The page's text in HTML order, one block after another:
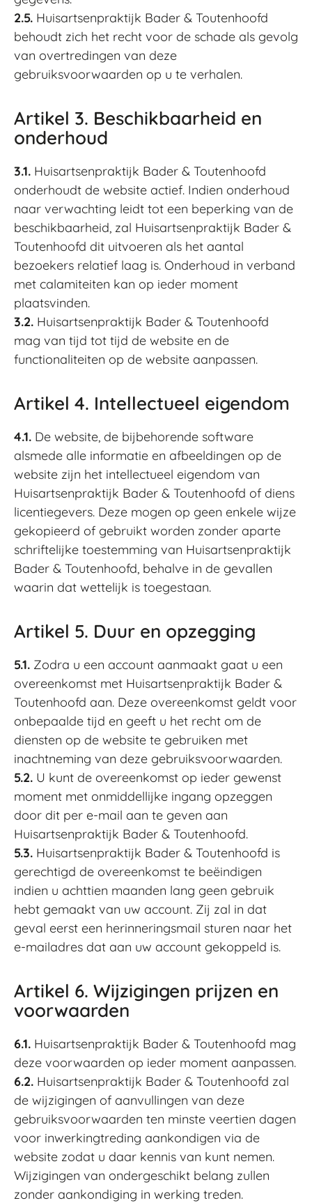
2.5. Huisartsenpraktijk Bader & Toutenhoofd
behoudt zich het recht voor de schade als gevolg
van overtredingen van deze
gebruiksvoorwaarden op u te verhalen.
Artikel 3. Beschikbaarheid en
onderhoud
3.1. Huisartsenpraktijk Bader & Toutenhoofd
onderhoudt de website actief. Indien onderhoud
naar verwachting leidt tot een beperking van de
beschikbaarheid, zal Huisartsenpraktijk Bader &
Toutenhoofd dit uitvoeren als het aantal
bezoekers relatief laag is. Onderhoud in verband
met calamiteiten kan op ieder moment
plaatsvinden.
3.2. Huisartsenpraktijk Bader & Toutenhoofd
mag van tijd tot tijd de website en de
functionaliteiten op de website aanpassen.
Artikel 4. Intellectueel eigendom
4.1. De website, de bijbehorende software
alsmede alle informatie en afbeeldingen op de
website zijn het intellectueel eigendom van
Huisartsenpraktijk Bader & Toutenhoofd of diens
licentiegevers. Deze mogen op geen enkele wijze
gekopieerd of gebruikt worden zonder aparte
schriftelijke toestemming van Huisartsenpraktijk
Bader & Toutenhoofd, behalve in de gevallen
waarin dat wettelijk is toegestaan.
Artikel 5. Duur en opzegging
5.1. Zodra u een account aanmaakt gaat u een
overeenkomst met Huisartsenpraktijk Bader &
Toutenhoofd aan. Deze overeenkomst geldt voor
onbepaalde tijd en geeft u het recht om de
diensten op de website te gebruiken met
inachtneming van deze gebruiksvoorwaarden.
5.2. U kunt de overeenkomst op ieder gewenst
moment met onmiddellijke ingang opzeggen
door dit per e-mail aan te geven aan
Huisartsenpraktijk Bader & Toutenhoofd.
5.3. Huisartsenpraktijk Bader & Toutenhoofd is
gerechtigd de overeenkomst te beëindigen
indien u achttien maanden lang geen gebruik
hebt gemaakt van uw account. Zij zal in dat
geval eerst een herinneringsmail sturen naar het
e-mailadres dat aan uw account gekoppeld is.
Artikel 6. Wijzigingen prijzen en
voorwaarden
6.1. Huisartsenpraktijk Bader & Toutenhoofd mag
deze voorwaarden op ieder moment aanpassen.
6.2. Huisartsenpraktijk Bader & Toutenhoofd zal
de wijzigingen of aanvullingen van deze
gebruiksvoorwaarden ten minste veertien dagen
voor inwerkingtreding aankondigen via de
website zodat u daar kennis van kunt nemen.
Wijzigingen van ondergeschikt belang zullen
zonder aankondiging in werking treden.